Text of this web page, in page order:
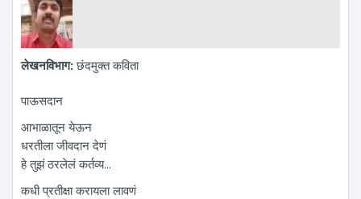
लेखनविभाग:छंदमुक्त कविता
पाऊसदान
आभाळातून येऊन
धरतीला जीवदान देणं
हे तुझं ठरलेलं कर्तव्य...
कधी प्रतीक्षा करायला लावणं